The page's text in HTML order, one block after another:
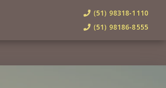
(51) 98318-1110
(51) 98186-8555